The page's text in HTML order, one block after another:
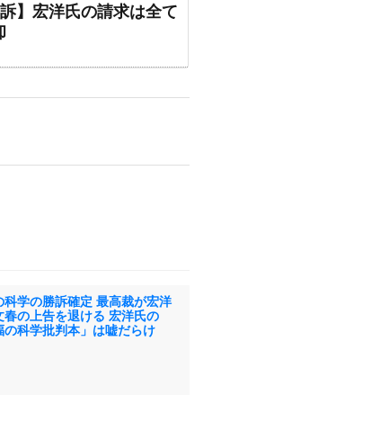
】宏洋氏の請求は全て
科学の勝訴確定 最高裁が宏洋
春の上告を退ける 宏洋氏の
の科学批判本」は嘘だらけ